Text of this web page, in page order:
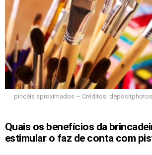
pincéis aproximados – Créditos:
Quais os benefícios da
estimular o faz de conta com